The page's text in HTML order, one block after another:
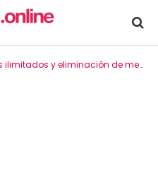
eliminación de mensajes: los trucos de Telegram para competir con WhatsApp